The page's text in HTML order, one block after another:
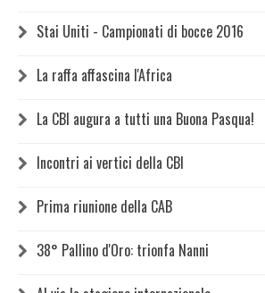
Stai Uniti - Campionati di bocce 2016
La raffa affascina l'Africa
La CBI augura a tutti una Buona Pasqua!
Incontri ai vertici della CBI
Prima riunione della CAB
38° Pallino d'Oro: trionfa Nanni